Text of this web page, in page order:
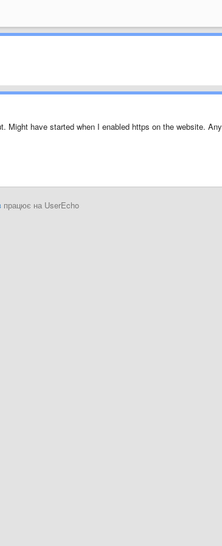
Might have started when I enabled https on the website. Any
працює на UserEcho